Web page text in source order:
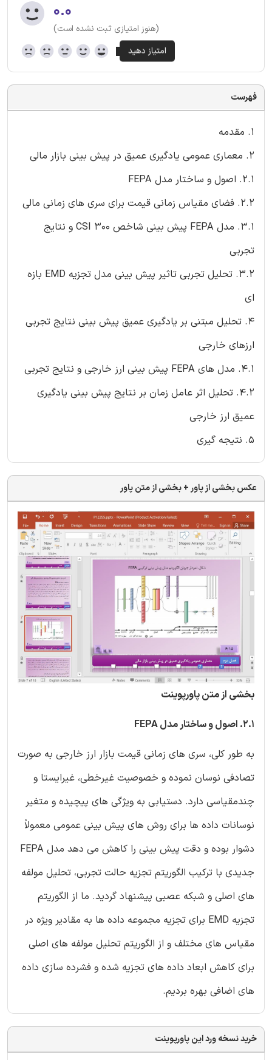
۰.۰
(هنوز امتیازی ثبت نشده است)
فهرست
1. مقدمه
2. معماری عمومی یادگیری عمیق در پیش بینی بازار مالی
2.1. اصول و ساختار مدل FEPA
2.2. فضای مقیاس زمانی قیمت برای سری های زمانی مالی
3.1. مدل FEPA پیش بینی شاخص CSI 300 و نتایج
تجربی
3.2. تحلیل تجربی تاثیر پیش بینی مدل تجزیه EMD بازه
ای
۴. تحلیل مبتنی بر یادگیری عمیق پیش بینی نتایج تجربی
ارزهای خارجی
4.1. مدل های FEPA پیش بینی ارز خارجی و نتایج تجربی
4.2. تحلیل اثر عامل زمان بر نتایج پیش بینی یادگیری
عمیق ارز خارجی
۵. نتیجه گیری
عکس بخشی از پاور + بخشی از متن پاور
بخشی از متن پاورپوینت
2.1. اصول و ساختار مدل FEPA
به طور کلی، سری های زمانی قیمت بازار ارز خارجی به صورت
تصادفی نوسان نموده و خصوصیت غیرخطی، غیرایستا و
چندمقیاسی دارد. دستیابی به ویژگی های پیچیده و متغیر
نوسانات داده ها برای روش های پیش بینی عمومی معمولاً
دشوار بوده و دقت پیش بینی را کاهش می دهد مدل FEPA
جدیدی با ترکیب الگوریتم تجزیه حالت تجربی، تحلیل مولفه
های اصلی و شبکه عصبی پیشنهاد گردید. ما از الگوریتم
تجزیه EMD برای تجزیه مجموعه داده ها به مقادیر ویژه در
مقیاس های مختلف و از الگوریتم تحلیل مولفه های اصلی
برای کاهش ابعاد داده های تجزیه شده و فشرده سازی داده
های اضافی بهره بردیم.
خرید نسخه ورد این پاورپوینت